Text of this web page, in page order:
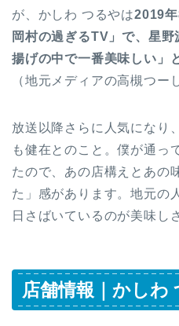
が、かしわ つるやは2019
岡村の過ぎるTV」で、星
揚げの中で一番美味しい」
（地元メディアの高槻つー
放送以降さらに人気になり
も健在とのこと。僕が通っ
たので、あの店構えとあの
た」感があります。地元の
日さばいているのが美味し
店舗情報｜かしわ